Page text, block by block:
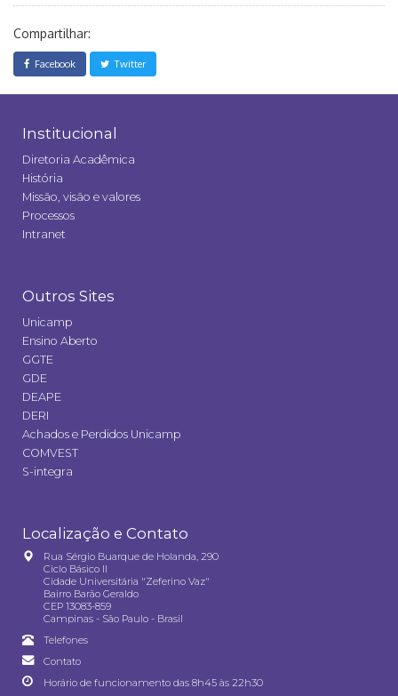
Compartilhar:
Facebook Twitter
Institucional
Diretoria Acadêmica
História
Missão, visão e valores
Processos
Intranet
Outros Sites
Unicamp
Ensino Aberto
GGTE
GDE
DEAPE
DERI
Achados e Perdidos Unicamp
COMVEST
S-integra
Localização e Contato
Rua Sérgio Buarque de Holanda, 290
Ciclo Básico II
Cidade Universitária "Zeferino Vaz"
Bairro Barão Geraldo
CEP 13083-859
Campinas - São Paulo - Brasil
Telefones
Contato
Horário de funcionamento das 8h45 às 22h30